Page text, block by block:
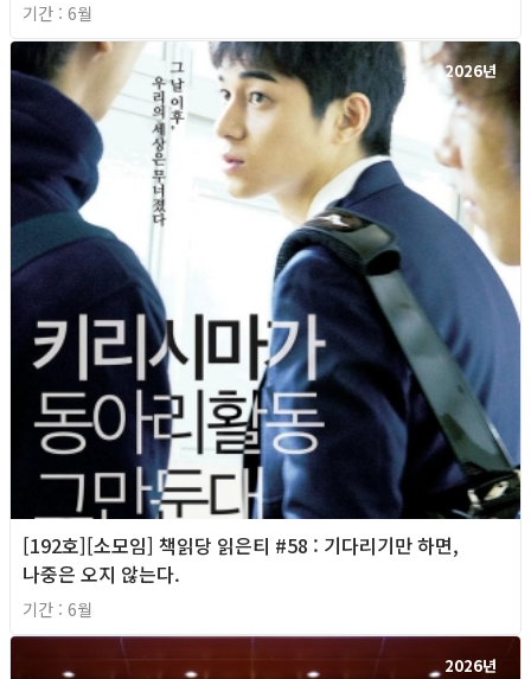
기간 : 6월
2026년
[192호][소모임] 책읽당 읽은티 #58 : 기다리기만 하면,
나중은 오지 않는다.
기간 : 6월
2026년